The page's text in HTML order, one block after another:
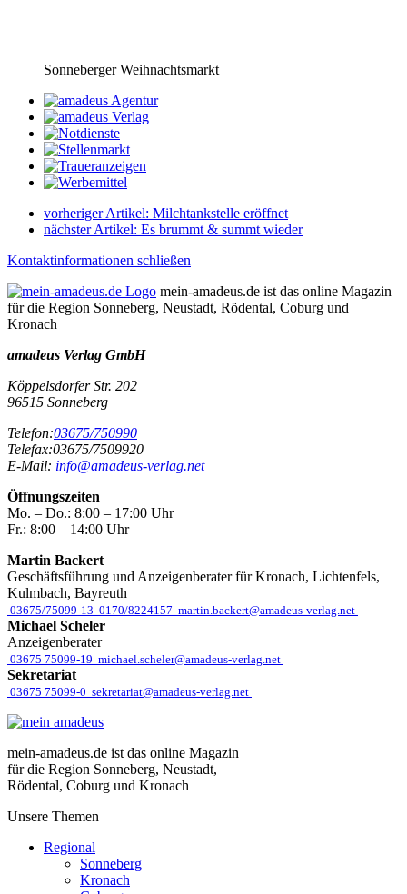
Sonneberger Weihnachtsmarkt
vorheriger Artikel: Milchtankstelle eröffnet
nächster Artikel: Es brummt & summt wieder
Kontaktinformationen schließen
mein-amadeus.de ist das online Magazin
für die Region Sonneberg, Neustadt, Rödental, Coburg und
Kronach
amadeus Verlag GmbH
Köppelsdorfer Str. 202
96515 Sonneberg
Telefon:03675/750990
Telefax:03675/7509920
E-Mail: info@amadeus-verlag.net
Öffnungszeiten
Mo. – Do.: 8:00 – 17:00 Uhr
Fr.: 8:00 – 14:00 Uhr
Martin Backert
Geschäftsführung und Anzeigenberater für Kronach, Lichtenfels,
Kulmbach, Bayreuth
03675/75099-13 0170/8224157 martin.backert@amadeus-verlag.net
Michael Scheler
Anzeigenberater
03675 75099-19 michael.scheler@amadeus-verlag.net
Sekretariat
03675 75099-0 sekretariat@amadeus-verlag.net
mein-amadeus.de ist das online Magazin
für die Region Sonneberg, Neustadt,
Rödental, Coburg und Kronach
Unsere Themen
Regional
Sonneberg
Kronach